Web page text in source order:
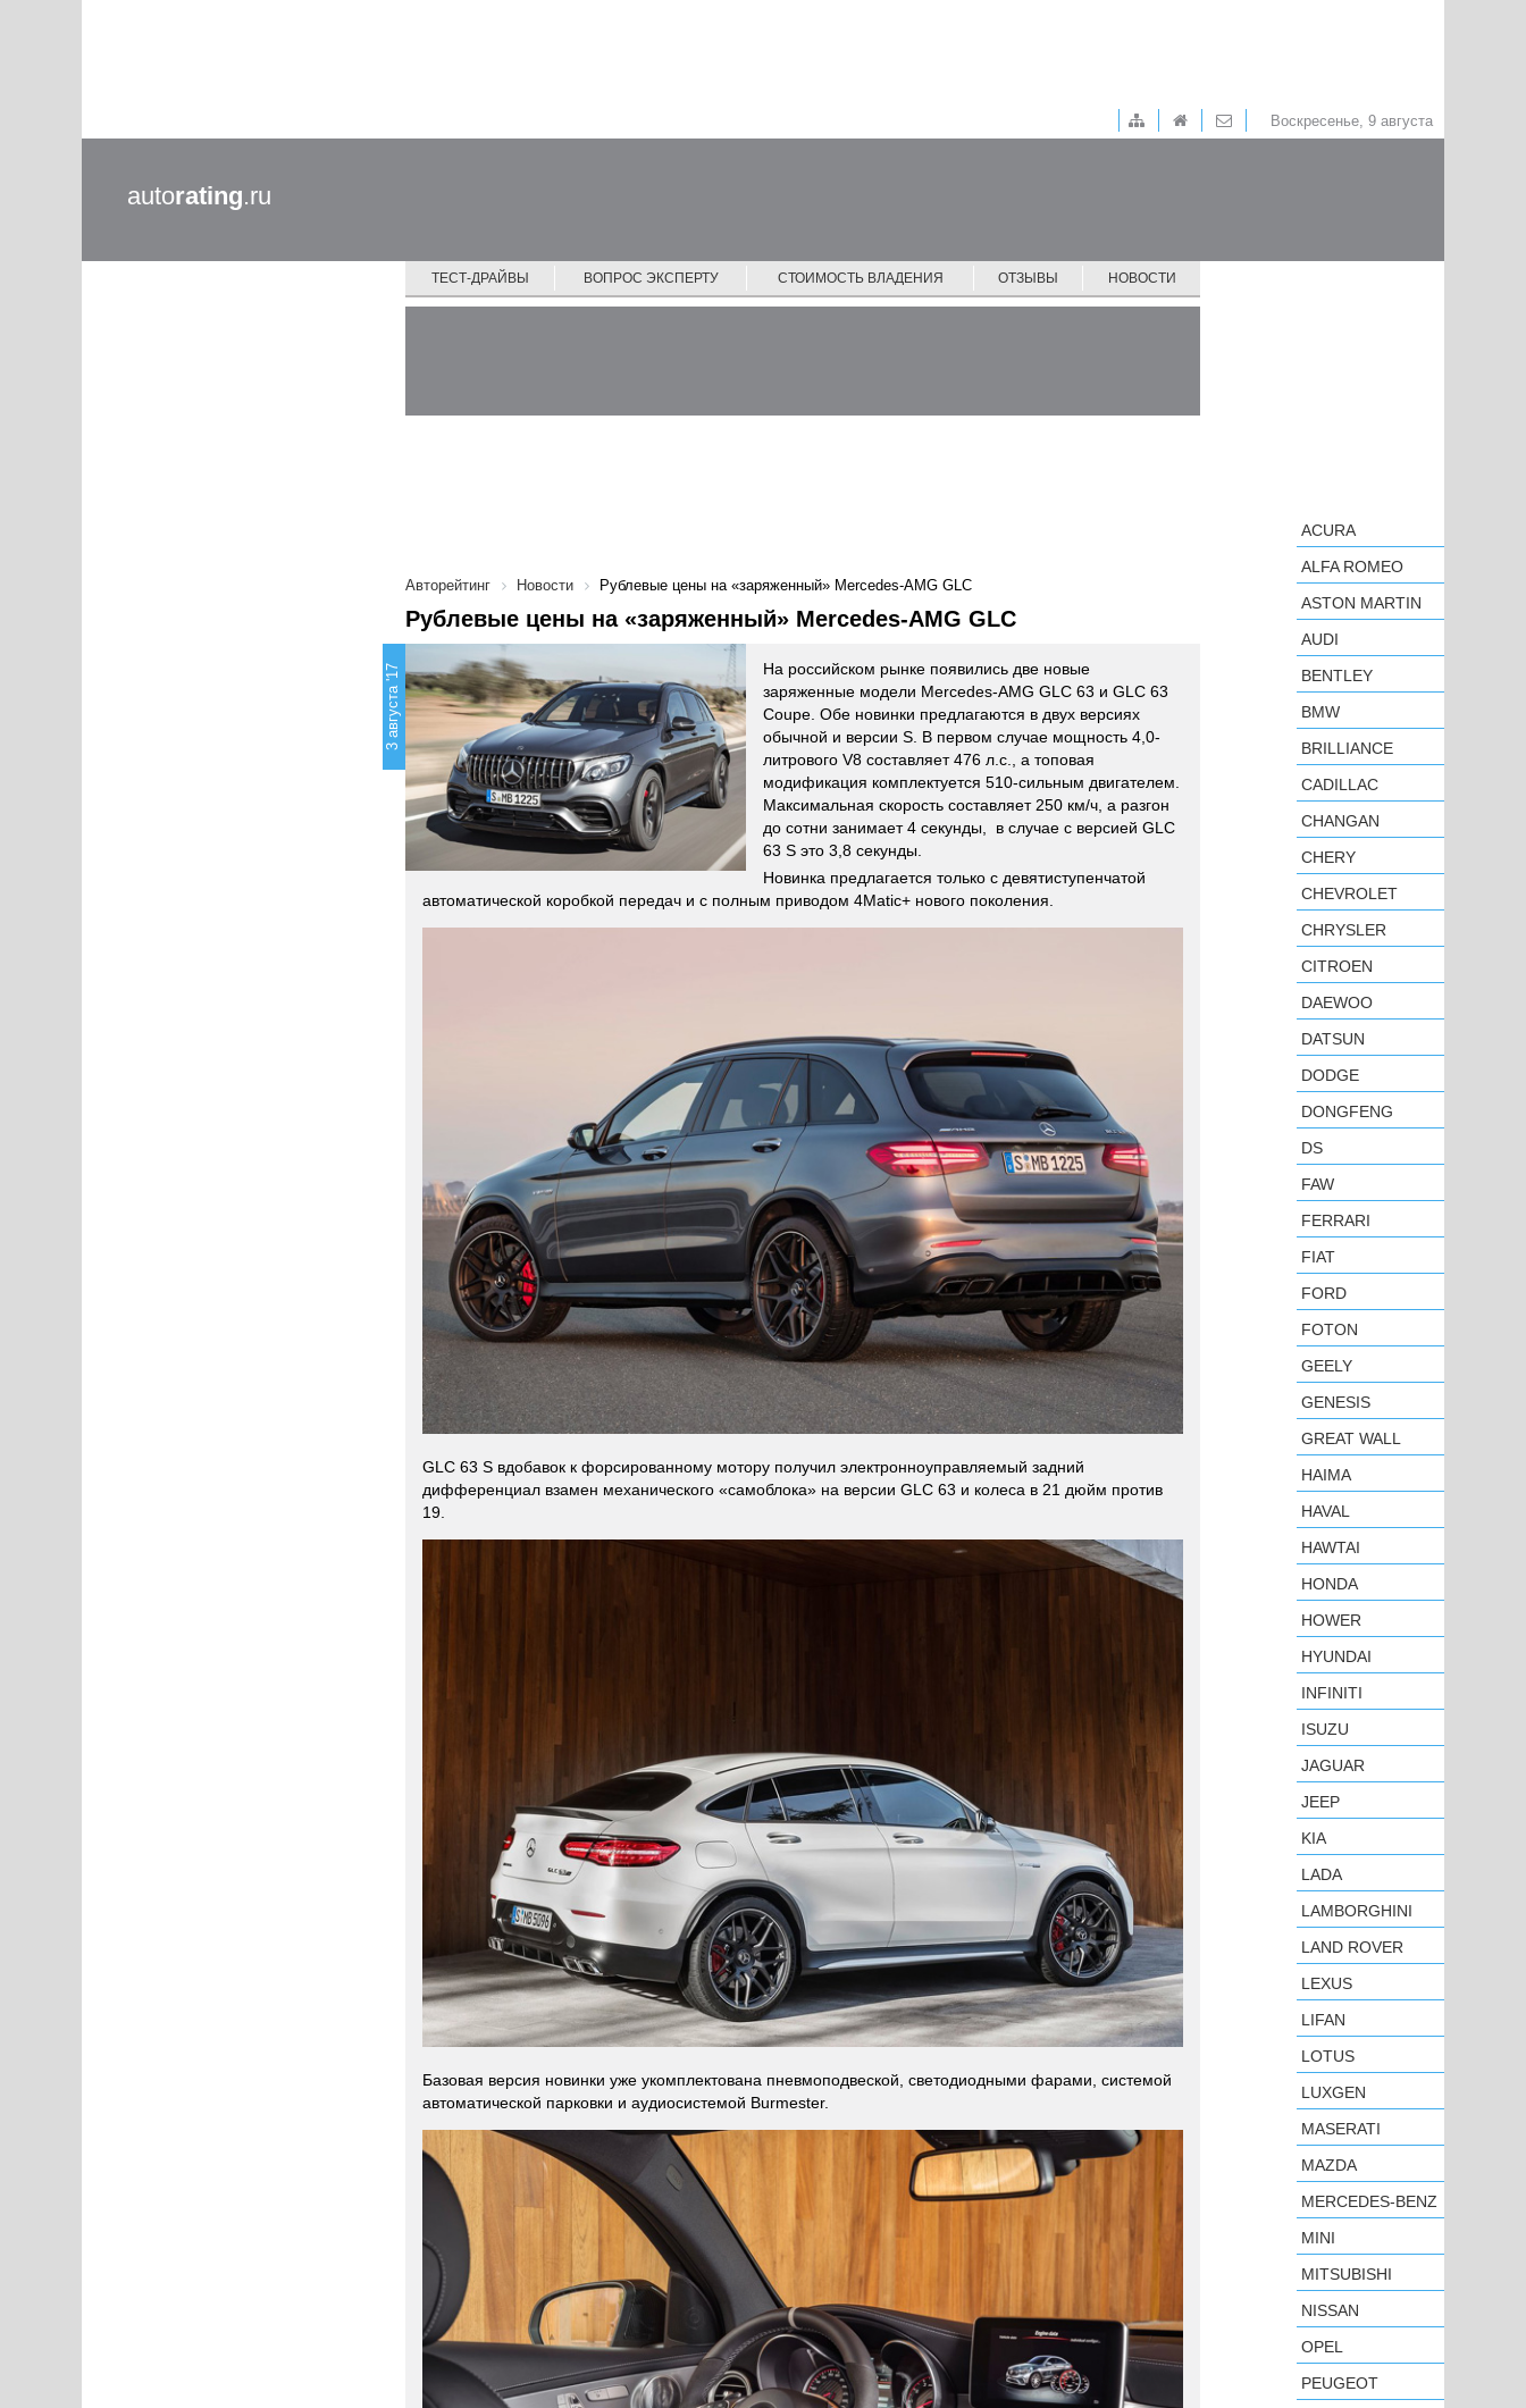
Воскресенье, 9 августа
autorating.ru
ТЕСТ-ДРАЙВЫ ВОПРОС ЭКСПЕРТУ СТОИМОСТЬ ВЛАДЕНИЯ ОТЗЫВЫ НОВОСТИ
Авторейтинг Новости Рублевые цены на «заряженный» Mercedes-AMG GLC
Рублевые цены на «заряженный» Mercedes-AMG GLC
3 августа '17
На российском рынке появились две новые
заряженные модели Mercedes-AMG GLC 63 и GLC 63
Coupe. Обе новинки предлагаются в двух версиях
обычной и версии S. В первом случае мощность 4,0-
литрового V8 составляет 476 л.с., а топовая
модификация комплектуется 510-сильным двигателем.
Максимальная скорость составляет 250 км/ч, а разгон
до сотни занимает 4 секунды, в случае с версией GLC
63 S это 3,8 секунды.
Новинка предлагается только с девятиступенчатой
автоматической коробкой передач и с полным приводом 4Matic+ нового поколения.
GLC 63 S вдобавок к форсированному мотору получил электронноуправляемый задний
дифференциал взамен механического «самоблока» на версии GLC 63 и колеса в 21 дюйм против
19.
Базовая версия новинки уже укомплектована пневмоподвеской, светодиодными фарами, системой
автоматической парковки и аудиосистемой Burmester.
ACURA
ALFA ROMEO
ASTON MARTIN
AUDI
BENTLEY
BMW
BRILLIANCE
CADILLAC
CHANGAN
CHERY
CHEVROLET
CHRYSLER
CITROEN
DAEWOO
DATSUN
DODGE
DONGFENG
DS
FAW
FERRARI
FIAT
FORD
FOTON
GEELY
GENESIS
GREAT WALL
HAIMA
HAVAL
HAWTAI
HONDA
HOWER
HYUNDAI
INFINITI
ISUZU
JAGUAR
JEEP
KIA
LADA
LAMBORGHINI
LAND ROVER
LEXUS
LIFAN
LOTUS
LUXGEN
MASERATI
MAZDA
MERCEDES-BENZ
MINI
MITSUBISHI
NISSAN
OPEL
PEUGEOT